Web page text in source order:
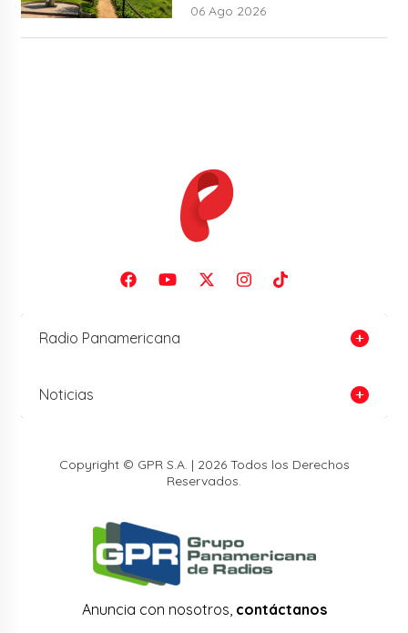
06 Ago 2026
Radio Panamericana
Noticias
Copyright © GPR S.A. | 2026 Todos los Derechos
Reservados.
Anuncia con nosotros, contáctanos